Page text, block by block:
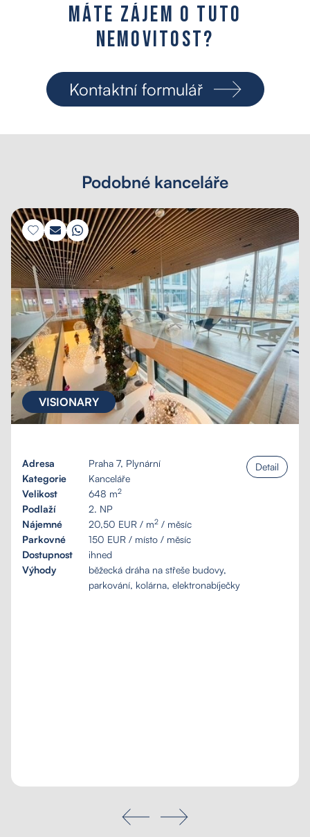
Máte zájem o tuto
nemovitost?
Kontaktní formulář
Podobné kanceláře
VISIONARY
Adresa
Praha 7, Plynární
Kategorie
Kanceláře
Velikost
648 m2
Podlaží
2. NP
Nájemné
20,50 EUR / m2 / měsíc
Parkovné
150 EUR / místo / měsíc
Dostupnost
ihned
Výhody
běžecká dráha na střeše budovy,
parkování, kolárna, elektronabíječky
Detail